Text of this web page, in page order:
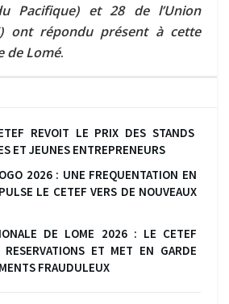
Pacifique) et 28 de l’Union
ont répondu présent à cette
de Lomé.
REVOIT LE PRIX DES STANDS
ET JEUNES ENTREPRENEURS
2026 : UNE FREQUENTATION EN
LE CETEF VERS DE NOUVEAUX
DE LOME 2026 : LE CETEF
ET MET EN GARDE
FRAUDULEUX